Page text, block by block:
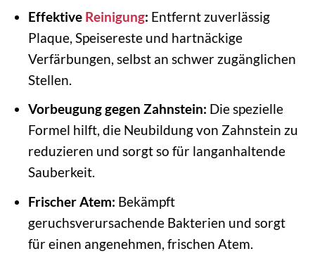
Effektive Reinigung: Entfernt zuverlässig
Plaque, Speisereste und hartnäckige
Verfärbungen, selbst an schwer zugänglichen
Stellen.
Vorbeugung gegen Zahnstein: Die spezielle
Formel hilft, die Neubildung von Zahnstein zu
reduzieren und sorgt so für langanhaltende
Sauberkeit.
Frischer Atem: Bekämpft
geruchsverursachende Bakterien und sorgt
für einen angenehmen, frischen Atem.